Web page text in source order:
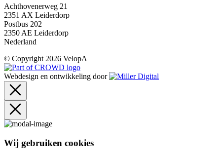
Achthovenerweg 21
2351 AX Leiderdorp
Postbus 202
2350 AE Leiderdorp
Nederland
© Copyright 2026 VelopA
Webdesign en ontwikkeling door
Wij gebruiken cookies